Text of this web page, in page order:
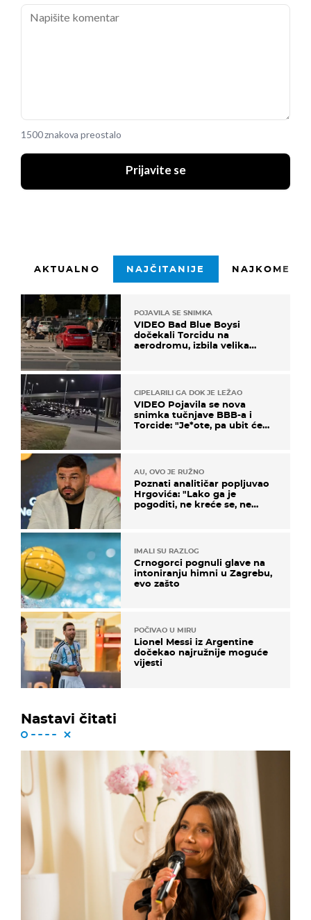
1500 znakova preostalo
Prijavite se
AKTUALNO NAJČITANIJE
POJAVILA SE SNIMKA
VIDEO Bad Blue Boysi
dočekali Torcidu na
aerodromu, izbila velika
CIPELARILI GA DOK JE LEŽAO
VIDEO Pojavila se nova
snimka tučnjave BBB-a i
Torcide: "Je*ote, pa ubit će
AU, OVO JE RUŽNO
Poznati analitičar popljuvao
Hrgovića: "Lako ga je
pogoditi, ne kreće se, ne
IMALI SU RAZLOG
Crnogorci pognuli glave na
intoniranju himni u Zagrebu,
evo zašto
POČIVAO U MIRU
Lionel Messi iz Argentine
dočekao najružnije moguće
vijesti
Nastavi čitati